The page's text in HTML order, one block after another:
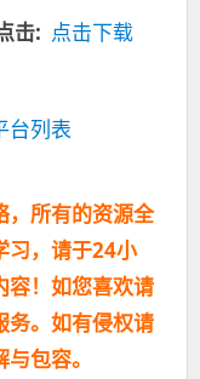
击: 点击下载
台列表
，所有的资源全
习，请于24小
容！如您喜欢请
务。如有侵权请
包容。